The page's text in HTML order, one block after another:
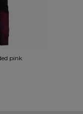
pink